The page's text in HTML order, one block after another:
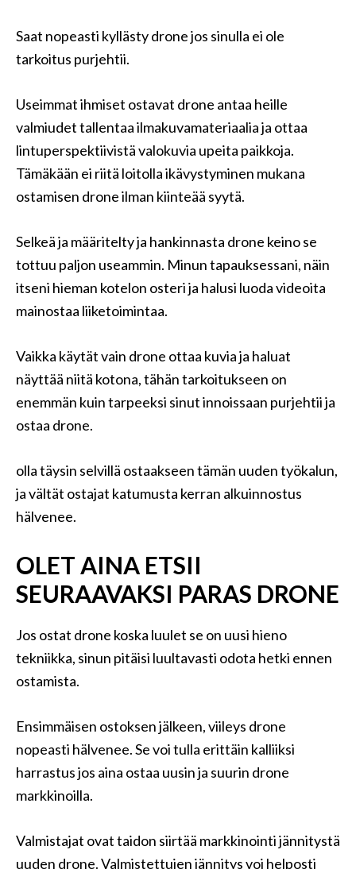
Saat nopeasti kyllästy drone jos sinulla ei ole
tarkoitus purjehtii.
Useimmat ihmiset ostavat drone antaa heille
valmiudet tallentaa ilmakuvamateriaalia ja ottaa
lintuperspektiivistä valokuvia upeita paikkoja.
Tämäkään ei riitä loitolla ikävystyminen mukana
ostamisen drone ilman kiinteää syytä.
Selkeä ja määritelty ja hankinnasta drone keino se
tottuu paljon useammin. Minun tapauksessani, näin
itseni hieman kotelon osteri ja halusi luoda videoita
mainostaa liiketoimintaa.
Vaikka käytät vain drone ottaa kuvia ja haluat
näyttää niitä kotona, tähän tarkoitukseen on
enemmän kuin tarpeeksi sinut innoissaan purjehtii ja
ostaa drone.
olla täysin selvillä ostaakseen tämän uuden työkalun,
ja vältät ostajat katumusta kerran alkuinnostus
hälvenee.
OLET AINA ETSII
SEURAAVAKSI PARAS DRONE
Jos ostat drone koska luulet se on uusi hieno
tekniikka, sinun pitäisi luultavasti odota hetki ennen
ostamista.
Ensimmäisen ostoksen jälkeen, viileys drone
nopeasti hälvenee. Se voi tulla erittäin kalliiksi
harrastus jos aina ostaa uusin ja suurin drone
markkinoilla.
Valmistajat ovat taidon siirtää markkinointi jännitystä
uuden drone. Valmistettujen jännitys voi helposti